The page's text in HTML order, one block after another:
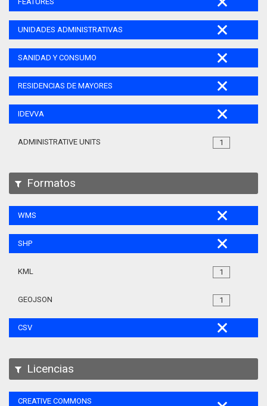
UNIDADES ADMINISTRATIVAS
SANIDAD Y CONSUMO
RESIDENCIAS DE MAYORES
IDEVVA
1
ADMINISTRATIVE UNITS
Formatos
WMS
SHP
1
KML
1
GEOJSON
CSV
Licencias
CREATIVE COMMONS